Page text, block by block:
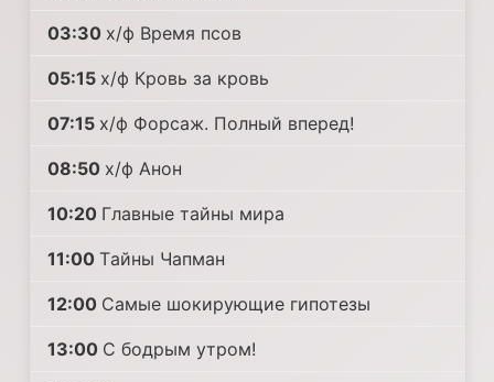
03:30 х/ф Время псов
05:15 х/ф Кровь за кровь
07:15 х/ф Форсаж. Полный вперед!
08:50 х/ф Анон
10:20 Главные тайны мира
11:00 Тaйны Чапман
12:00 Самые шoкиpующие гипотезы
13:00 С бодрым утром!